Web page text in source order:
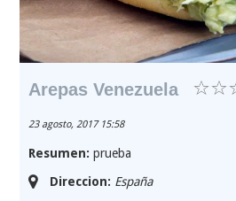
Arepas Venezuela
23 agosto, 2017 15:58
Resumen: prueba
Direccion: España